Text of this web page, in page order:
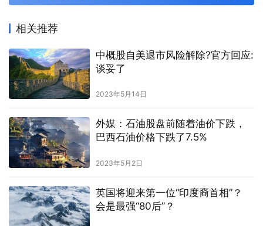
相关推荐
中概股自美退市风险解除?官方回应:
谈妥了
2023年5月14日
外媒：石油股盘前随着油价下跌，
巴西石油价格下跌了7.5%
2023年5月2日
英国将迎来第一位“印度裔首相”？
会是最强“80后”？